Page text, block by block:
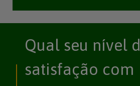
Qual seu nível
satisfação com